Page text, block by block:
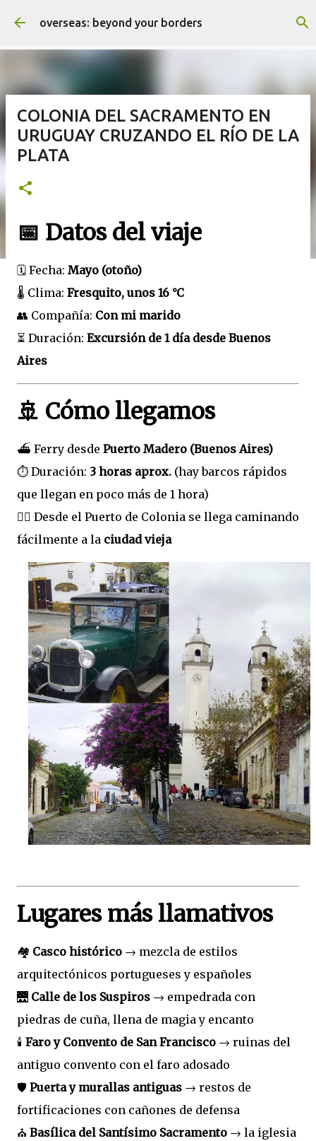
Ir al contenido principal
overseas: beyond your borders
COLONIA DEL SACRAMENTO EN
URUGUAY CRUZANDO EL RÍO DE LA
PLATA
📅 Datos del viaje
🗓️ Fecha: Mayo (otoño)
🌡️ Clima: Fresquito, unos 16 °C
👥 Compañía: Con mi marido
⏳ Duración: Excursión de 1 día desde Buenos
Aires
🚢 Cómo llegamos
⛴️ Ferry desde Puerto Madero (Buenos Aires)
⏱️ Duración: 3 horas aprox. (hay barcos rápidos
que llegan en poco más de 1 hora)
🚶‍♀️ Desde el Puerto de Colonia se llega caminando
fácilmente a la ciudad vieja
Lugares más llamativos
🏘️ Casco histórico → mezcla de estilos
arquitectónicos portugueses y españoles
🌉 Calle de los Suspiros → empedrada con
piedras de cuña, llena de magia y encanto
🕯️ Faro y Convento de San Francisco → ruinas del
antiguo convento con el faro adosado
🛡️ Puerta y murallas antiguas → restos de
fortificaciones con cañones de defensa
⛪ Basílica del Santísimo Sacramento → la iglesia